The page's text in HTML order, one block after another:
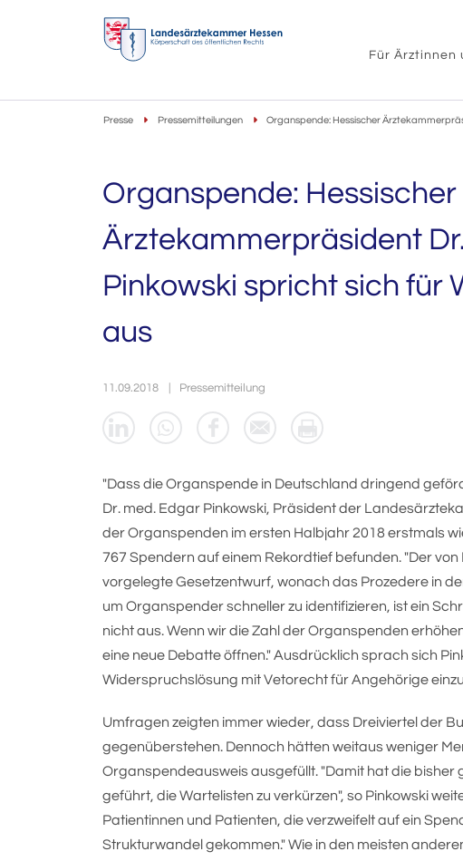
Für Ärztinnen
Presse Pressemitteilungen Organspende: Hessischer
Organspende: Hessischer
Ärztekammerpräsident
Pinkowski spricht sich für
aus
11.09.2018 Pressemitteilung
"Dass die Organspende in Deutschland dringend
Dr. med. Edgar Pinkowski, Präsident der
der Organspenden im ersten Halbjahr 2018 erstmals
767 Spendern auf einem Rekordtief befunden. "Der
vorgelegte Gesetzentwurf, wonach das Prozedere in
um Organspender schneller zu identifizieren, ist ein
nicht aus. Wenn wir die Zahl der Organspenden
eine neue Debatte öffnen." Ausdrücklich sprach sich
Widerspruchslösung mit Vetorecht für Angehörige
Umfragen zeigten immer wieder, dass Dreiviertel der
gegenüberstehen. Dennoch hätten weitaus weniger
Organspendeausweis ausgefüllt. "Damit hat die bisher
geführt, die Wartelisten zu verkürzen", so Pinkowski
Patientinnen und Patienten, die verzweifelt auf ein
Strukturwandel gekommen." Wie in den meisten